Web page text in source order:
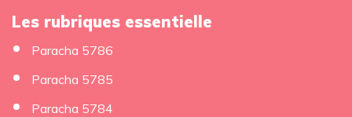
Les rubriques essentielle
Paracha 5786
Paracha 5785
Paracha 5784